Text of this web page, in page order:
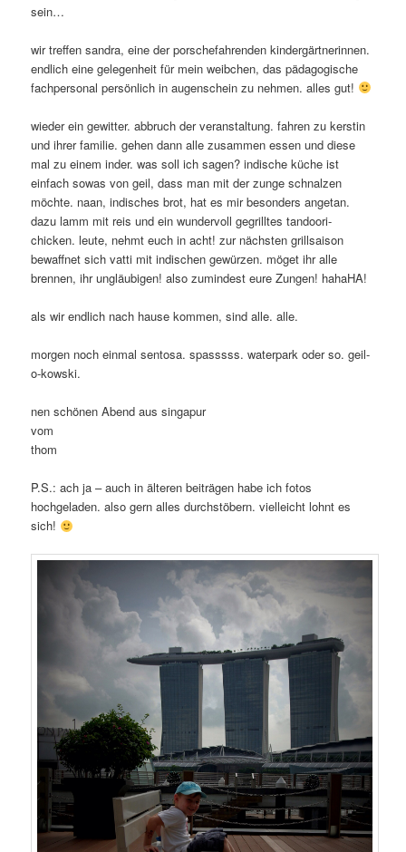
sein…
wir treffen sandra, eine der porschefahrenden kindergärtnerinnen.
endlich eine gelegenheit für mein weibchen, das pädagogische
fachpersonal persönlich in augenschein zu nehmen. alles gut!
wieder ein gewitter. abbruch der veranstaltung. fahren zu kerstin
und ihrer familie. gehen dann alle zusammen essen und diese
mal zu einem inder. was soll ich sagen? indische küche ist
einfach sowas von geil, dass man mit der zunge schnalzen
möchte. naan, indisches brot, hat es mir besonders angetan.
dazu lamm mit reis und ein wundervoll gegrilltes tandoori-
chicken. leute, nehmt euch in acht! zur nächsten grillsaison
bewaffnet sich vatti mit indischen gewürzen. möget ihr alle
brennen, ihr ungläubigen! also zumindest eure Zungen! hahaHA!
als wir endlich nach hause kommen, sind alle. alle.
morgen noch einmal sentosa. spasssss. waterpark oder so. geil-
o-kowski.
nen schönen Abend aus singapur
vom
thom
P.S.: ach ja – auch in älteren beiträgen habe ich fotos
hochgeladen. also gern alles durchstöbern. vielleicht lohnt es
sich!